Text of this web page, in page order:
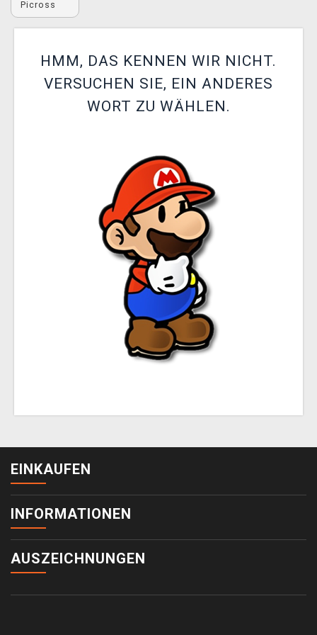
XZONE CLUB
Picross
HMM, DAS KENNEN WIR NICHT.
VERSUCHEN SIE, EIN ANDERES
WORT ZU WÄHLEN.
EINKAUFEN
INFORMATIONEN
AUSZEICHNUNGEN